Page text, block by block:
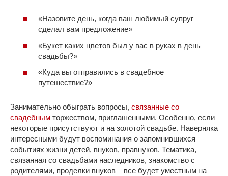
«Назовите день, когда ваш любимый супруг
сделал вам предложение»
«Букет каких цветов был у вас в руках в день
свадьбы?»
«Куда вы отправились в свадебное
путешествие?»
Занимательно обыграть вопросы, связанные со
свадебным торжеством, приглашенными. Особенно, если
некоторые присутствуют и на золотой свадьбе. Наверняка
интересными будут воспоминания о запомнившихся
событиях жизни детей, внуков, правнуков. Тематика,
связанная со свадьбами наследников, знакомство с
родителями, проделки внуков – все будет уместным на